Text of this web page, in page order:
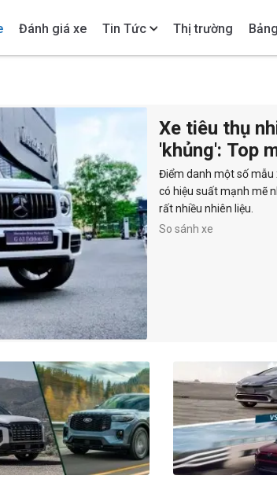
Đánh giá xe Tin Tức Thị trường
Xe tiêu thụ
'khủng': Top
'thâm hụt' túi
tài xế
Điểm danh một số mẫu
có hiệu suất mạnh mẽ
rất nhiều nhiên liệu.
So sánh xe